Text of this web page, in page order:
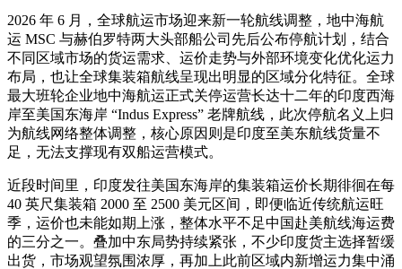
2026 年 6 月，全球航运市场迎来新一轮航线调整，地中海航
运 MSC 与赫伯罗特两大头部船公司先后公布停航计划，结合
不同区域市场的货运需求、运价走势与外部环境变化优化运力
布局，也让全球集装箱航线呈现出明显的区域分化特征。全球
最大班轮企业地中海航运正式关停运营长达十二年的印度西海
岸至美国东海岸 “Indus Express” 老牌航线，此次停航名义上归
为航线网络整体调整，核心原因则是印度至美东航线货量不
足，无法支撑现有双船运营模式。
近段时间里，印度发往美国东海岸的集装箱运价长期徘徊在每
40 英尺集装箱 2000 至 2500 美元区间，即便临近传统航运旺
季，运价也未能如期上涨，整体水平不足中国赴美航线海运费
的三分之一。叠加中东局势持续紧张，不少印度货主选择暂缓
出货，市场观望氛围浓厚，再加上此前区域内新增运力集中涌